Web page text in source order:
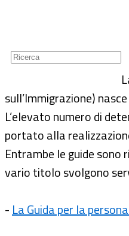
sull’Immigrazione)
L’elevato numero di
portato alla
Entrambe le guide
vario titolo svolgono
- La Guida per la